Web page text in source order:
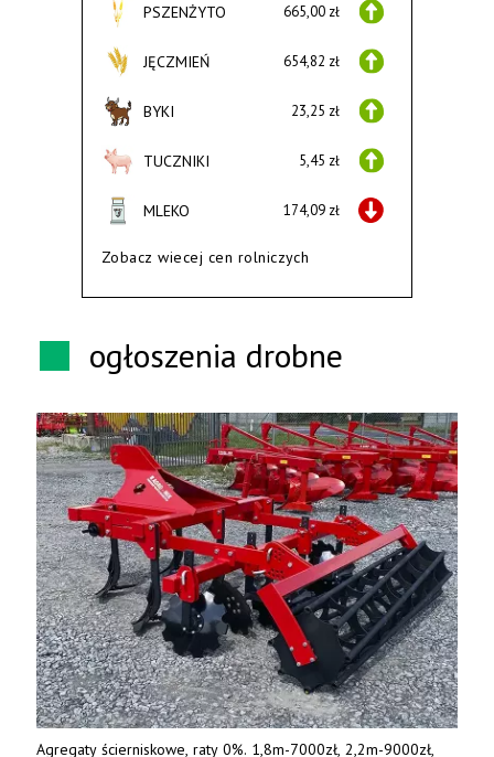
PSZENŻYTO 665,00 zł
JĘCZMIEŃ 654,82 zł
BYKI 23,25 zł
TUCZNIKI 5,45 zł
MLEKO 174,09 zł
Zobacz wiecej cen rolniczych
ogłoszenia drobne
Agregaty ścierniskowe, raty 0%. 1,8m-7000zł, 2,2m-9000zł,